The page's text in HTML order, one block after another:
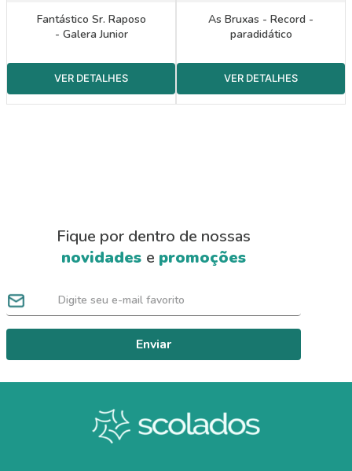
Fantástico Sr. Raposo
- Galera Junior
As Bruxas - Record -
paradidático
Fique por dentro de nossas
novidades e promoções
Enviar